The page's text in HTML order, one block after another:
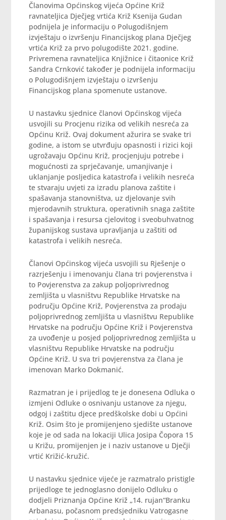
Članovima Općinskog vijeća Općine Križ
ravnateljica Dječjeg vrtića Križ Ksenija Gudan
podnijela je informaciju o Polugodišnjem
izvještaju o izvršenju Financijskog plana Dječjeg
vrtića Križ za prvo polugodište 2021. godine.
Privremena ravnateljica Knjižnice i čitaonice Križ
Sandra Crnković također je podnijela informaciju
o Polugodišnjem izvještaju o izvršenju
Financijskog plana spomenute ustanove.
U nastavku sjednice članovi Općinskog vijeća
usvojili su Procjenu rizika od velikih nesreća za
Općinu Križ. Ovaj dokument ažurira se svake tri
godine, a istom se utvrđuju opasnosti i rizici koji
ugrožavaju Općinu Križ, procjenjuju potrebe i
mogućnosti za sprječavanje, umanjivanje i
uklanjanje posljedica katastrofa i velikih nesreća
te stvaraju uvjeti za izradu planova zaštite i
spašavanja stanovništva, uz djelovanje svih
mjerodavnih struktura, operativnih snaga zaštite
i spašavanja i resursa cjelovitog i sveobuhvatnog
županijskog sustava upravljanja u zaštiti od
katastrofa i velikih nesreća.
Članovi Općinskog vijeća usvojili su Rješenje o
razrješenju i imenovanju člana tri povjerenstva i
to Povjerenstva za zakup poljoprivrednog
zemljišta u vlasništvu Republike Hrvatske na
području Općine Križ, Povjerenstva za prodaju
poljoprivrednog zemljišta u vlasništvu Republike
Hrvatske na području Općine Križ i Povjerenstva
za uvođenje u posjed poljoprivrednog zemljišta u
vlasništvu Republike Hrvatske na području
Općine Križ. U sva tri povjerenstva za člana je
imenovan Marko Dokmanić.
Razmatran je i prijedlog te je donesena Odluka o
izmjeni Odluke o osnivanju ustanove za njegu,
odgoj i zaštitu djece predškolske dobi u Općini
Križ. Osim što je promijenjeno sjedište ustanove
koje je od sada na lokaciji Ulica Josipa Čopora 15
u Križu, promijenjen je i naziv ustanove u Dječji
vrtić Križić-kružić.
U nastavku sjednice vijeće je razmatralo pristigle
prijedloge te jednoglasno donijelo Odluku o
dodjeli Priznanja Općine Križ „14. rujan“Branku
Arbanasu, počasnom predsjedniku Vatrogasne